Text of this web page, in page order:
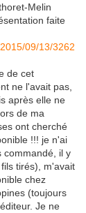
Melin
faite
09/13/3262
de cet
ne l'avait pas,
après elle ne
de ma
ont cherché
!!! je n'ai
commandé, il y
tirés), m'avait
chez
(toujours
Je ne